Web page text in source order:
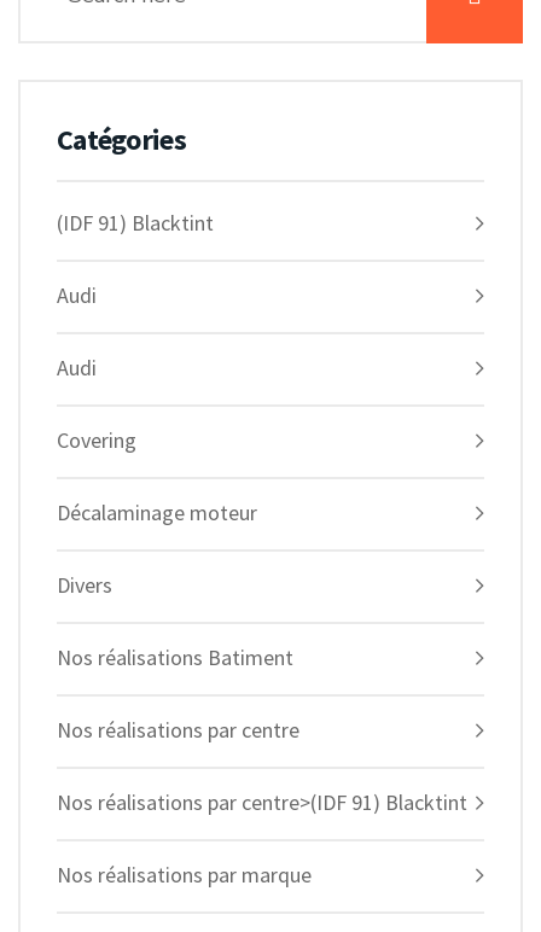
Catégories
(IDF 91) Blacktint
Audi
Audi
Covering
Décalaminage moteur
Divers
Nos réalisations Batiment
Nos réalisations par centre
Nos réalisations par centre>(IDF 91) Blacktint
Nos réalisations par marque